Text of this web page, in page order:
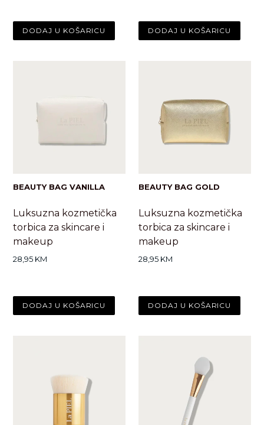
BEAUTY BAG VANILLA
Luksuzna kozmetička
torbica za skincare i
makeup
Standardna
28,95 KM
BEAUTY BAG GOLD
Luksuzna kozmetička
torbica za skincare i
makeup
Standardna
28,95 KM